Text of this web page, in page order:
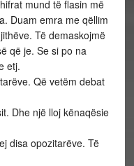
mund të flasin më
Duam emra me qëllim
Të demaskojmë
që je. Se si po na
etj.
Që vetëm debat
Dhe një lloj kënaqësie
disa opozitarëve. Të